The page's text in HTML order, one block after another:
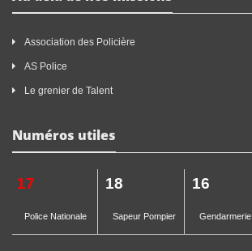
Association des Policière
AS Police
Le grenier de Talent
Numéros utiles
17
Police Nationale
18
Sapeur Pompier
16
Gendarmerie